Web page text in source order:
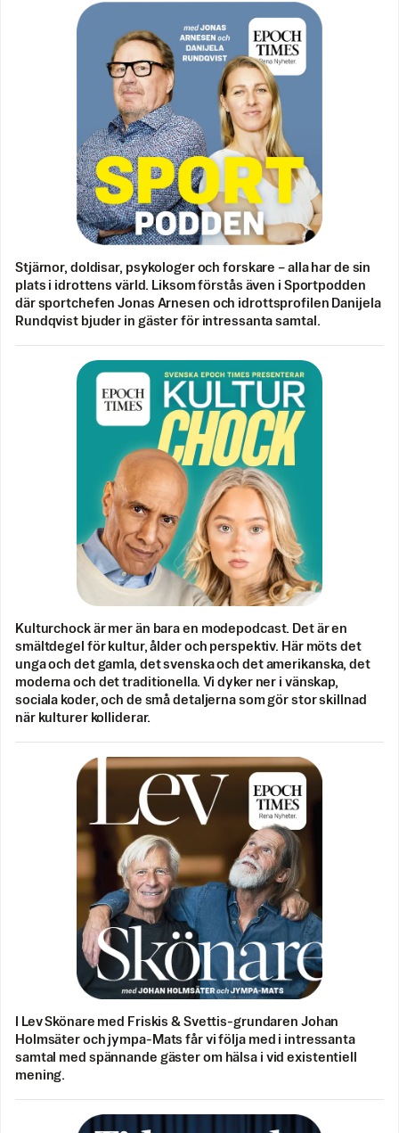
Stjärnor, doldisar, psykologer och forskare – alla har de sin
plats i idrottens värld. Liksom förstås även i Sportpodden
där sportchefen Jonas Arnesen och idrottsprofilen Danijela
Rundqvist bjuder in gäster för intressanta samtal.
Kulturchock är mer än bara en modepodcast. Det är en
smältdegel för kultur, ålder och perspektiv. Här möts det
unga och det gamla, det svenska och det amerikanska, det
moderna och det traditionella. Vi dyker ner i vänskap,
sociala koder, och de små detaljerna som gör stor skillnad
när kulturer kolliderar.
I Lev Skönare med Friskis & Svettis-grundaren Johan
Holmsäter och jympa-Mats får vi följa med i intressanta
samtal med spännande gäster om hälsa i vid existentiell
mening.